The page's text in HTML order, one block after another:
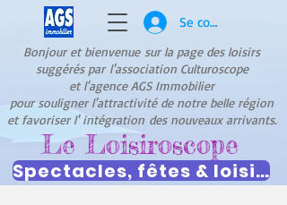
Se connecter
Bonjour et bienvenue sur la page des loisirs
suggérés parl'association Culturoscope
et l'agence AGS Immobilier
pour souligner l'attractivité de notre belle région
et favoriser l' intégration des nouveaux arrivants.
Le Loisiroscope
Spectacles, fêtes & loisirs